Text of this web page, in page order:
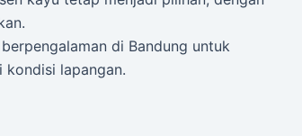
di Bandung untuk
kondisi lapangan.